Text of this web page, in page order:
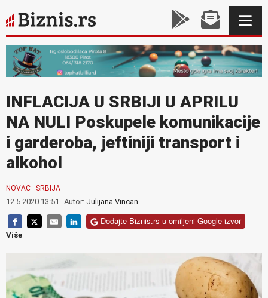
INFLACIJA U SRBIJI U APRILU
NA NULI Poskupele komunikacije
i garderoba, jeftiniji transport i
alkohol
NOVAC SRBIJA
12.5.2020 13:51 Autor: Julijana Vincan
Dodajte Biznis.rs u omiljeni Google izvor
Više